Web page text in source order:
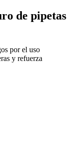
de pipetas
por el uso
y refuerza